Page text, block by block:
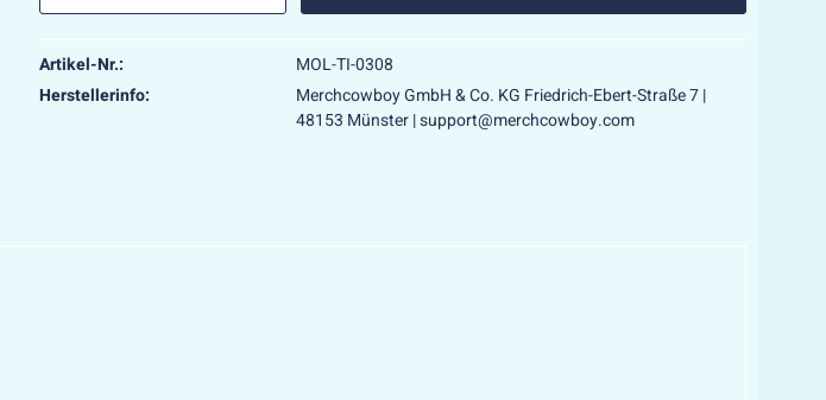
Artikel-Nr.:
MOL-TI-0308
Herstellerinfo:
Merchcowboy GmbH & Co. KG Friedrich-Ebert-Straße 7 |
48153 Münster | support@merchcowboy.com